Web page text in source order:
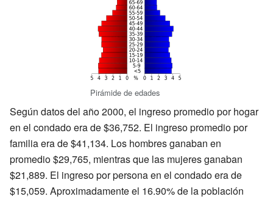
Pirámide de edades
Según datos del año 2000, el ingreso promedio por hogar
en el condado era de $36,752. El ingreso promedio por
familia era de $41,134. Los hombres ganaban en
promedio $29,765, mientras que las mujeres ganaban
$21,889. El ingreso por persona en el condado era de
$15,059. Aproximadamente el 16.90% de la población